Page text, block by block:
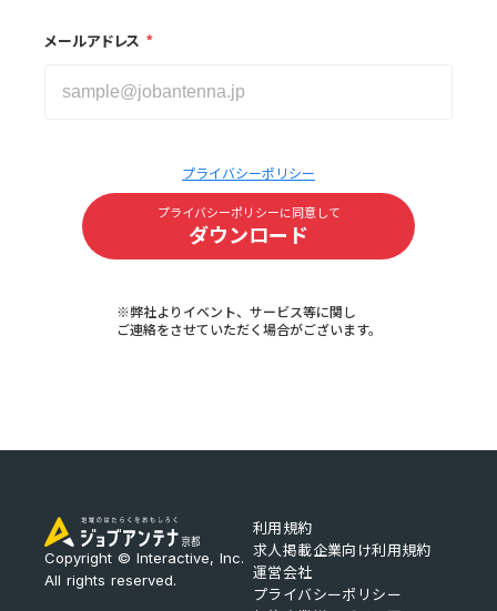
メールアドレス *
プライバシーポリシー
プライバシーポリシーに同意して
ダウンロード
※弊社よりイベント、サービス等に関し
ご連絡をさせていただく場合がございます。
Copyright © Interactive, Inc.
All rights reserved.
利用規約
求人掲載企業向け利用規約
運営会社
プライバシーポリシー